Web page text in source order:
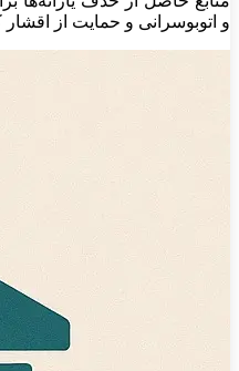
و اتوبوسرانی و حمایت از